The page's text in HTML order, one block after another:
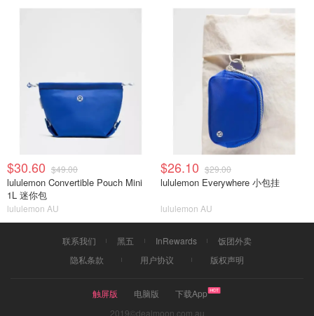
$30.60 $49.00
lululemon Convertible Pouch Mini
1L 迷你包
lululemon AU
$26.10 $29.00
lululemon Everywhere 小包挂
lululemon AU
联系我们 黑五 InRewards
饭团外卖
隐私条款
用户协议 版权声明
触屏版 电脑版
下载App
2019©dealmoon.com.au